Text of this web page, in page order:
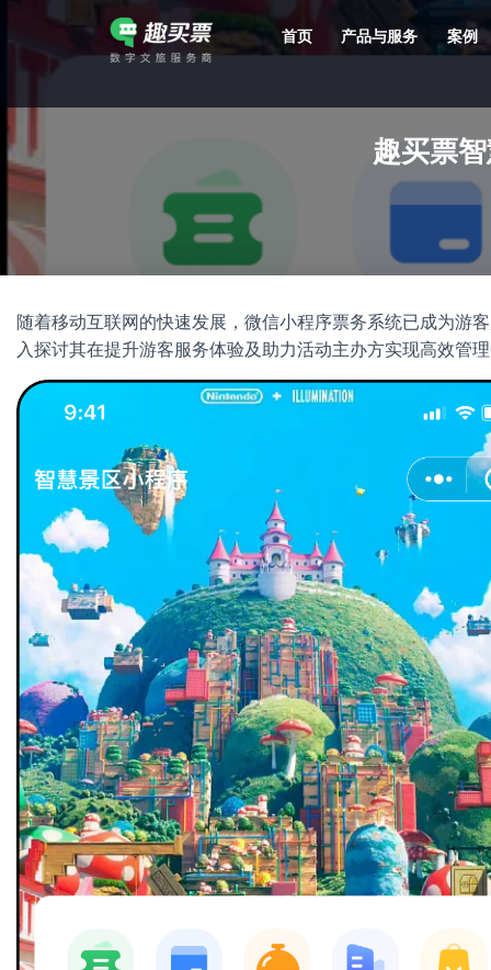
首页 产品与服务 案例
趣买票
随着移动互联网的快速发展，微信小程序票务系统已成为游
入探讨其在提升游客服务体验及助力活动主办方实现高效管